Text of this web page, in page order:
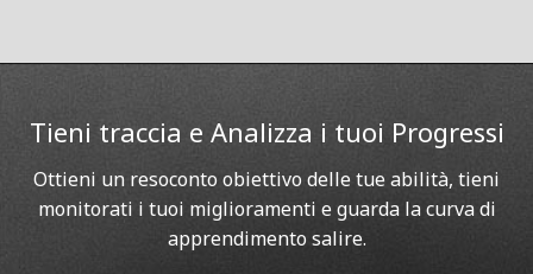
Tieni traccia e Analizza i tuoi Progressi
Ottieni un resoconto obiettivo delle tue abilità, tieni
monitorati i tuoi miglioramenti e guarda la curva di
apprendimento salire.